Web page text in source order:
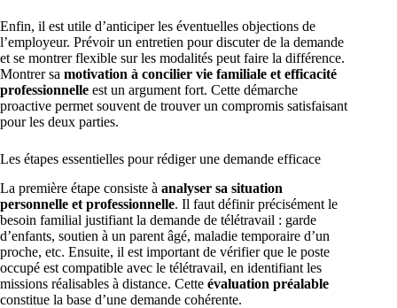
Enfin, il est utile d’anticiper les éventuelles objections de
l’employeur. Prévoir un entretien pour discuter de la demande
et se montrer flexible sur les modalités peut faire la différence.
Montrer sa motivation à concilier vie familiale et efficacité
professionnelle est un argument fort. Cette démarche
proactive permet souvent de trouver un compromis satisfaisant
pour les deux parties.
Les étapes essentielles pour rédiger une demande efficace
La première étape consiste à analyser sa situation
personnelle et professionnelle. Il faut définir précisément le
besoin familial justifiant la demande de télétravail : garde
d’enfants, soutien à un parent âgé, maladie temporaire d’un
proche, etc. Ensuite, il est important de vérifier que le poste
occupé est compatible avec le télétravail, en identifiant les
missions réalisables à distance. Cette évaluation préalable
constitue la base d’une demande cohérente.